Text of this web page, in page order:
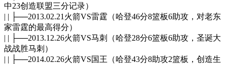
中23创造联盟三分记录）
| | ├──2013.02.21火箭VS雷霆（哈登46分8篮板6助攻，对老东
家雷霆的最高得分）
| | ├──2013.12.26火箭VS马刺（哈登28分6篮板6助攻，圣诞大
战战胜马刺）
| | ├──2014.02.26火箭VS国王（哈登43分8助攻2篮板，创造生